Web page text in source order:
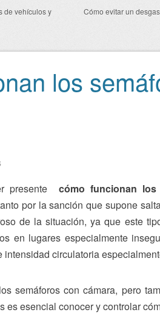
de vehículos y
Cómo evitar un
los
presente cómo funcionan
por la sanción que supone
de la situación, ya que este
en lugares especialmente
circulatoria
semáforos con cámara, pero
es esencial conocer y controlar